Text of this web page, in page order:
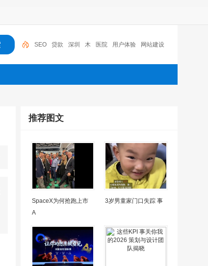
SEO 贷款 深圳 木 医院 用户体验 网站建设
机器人 摩托车 广州
推荐图文
SpaceX为何抢跑上市
A
3岁男童家门口失踪 事